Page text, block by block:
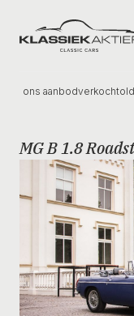
Klassiek Aktief
ons aanbodverkocht
MG B 1.8